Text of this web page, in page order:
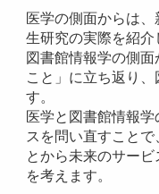
医学の側面からは
生研究の実際を紹介
図書館情報学の側
こと」に立ち返り
す。
医学と図書館情報
スを問い直すこと
とから未来のサー
を考えます。